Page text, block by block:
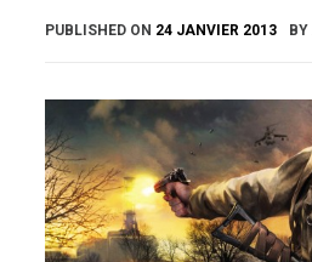
PUBLISHED ON 24 JANVIER 2013 BY